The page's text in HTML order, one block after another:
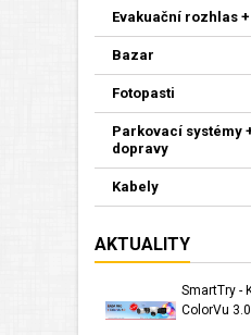
Evakuační rozhlas
Bazar
Fotopasti
Parkovací systémy
dopravy
Kabely
AKTUALITY
SmartTry -
ColorVu 3.0